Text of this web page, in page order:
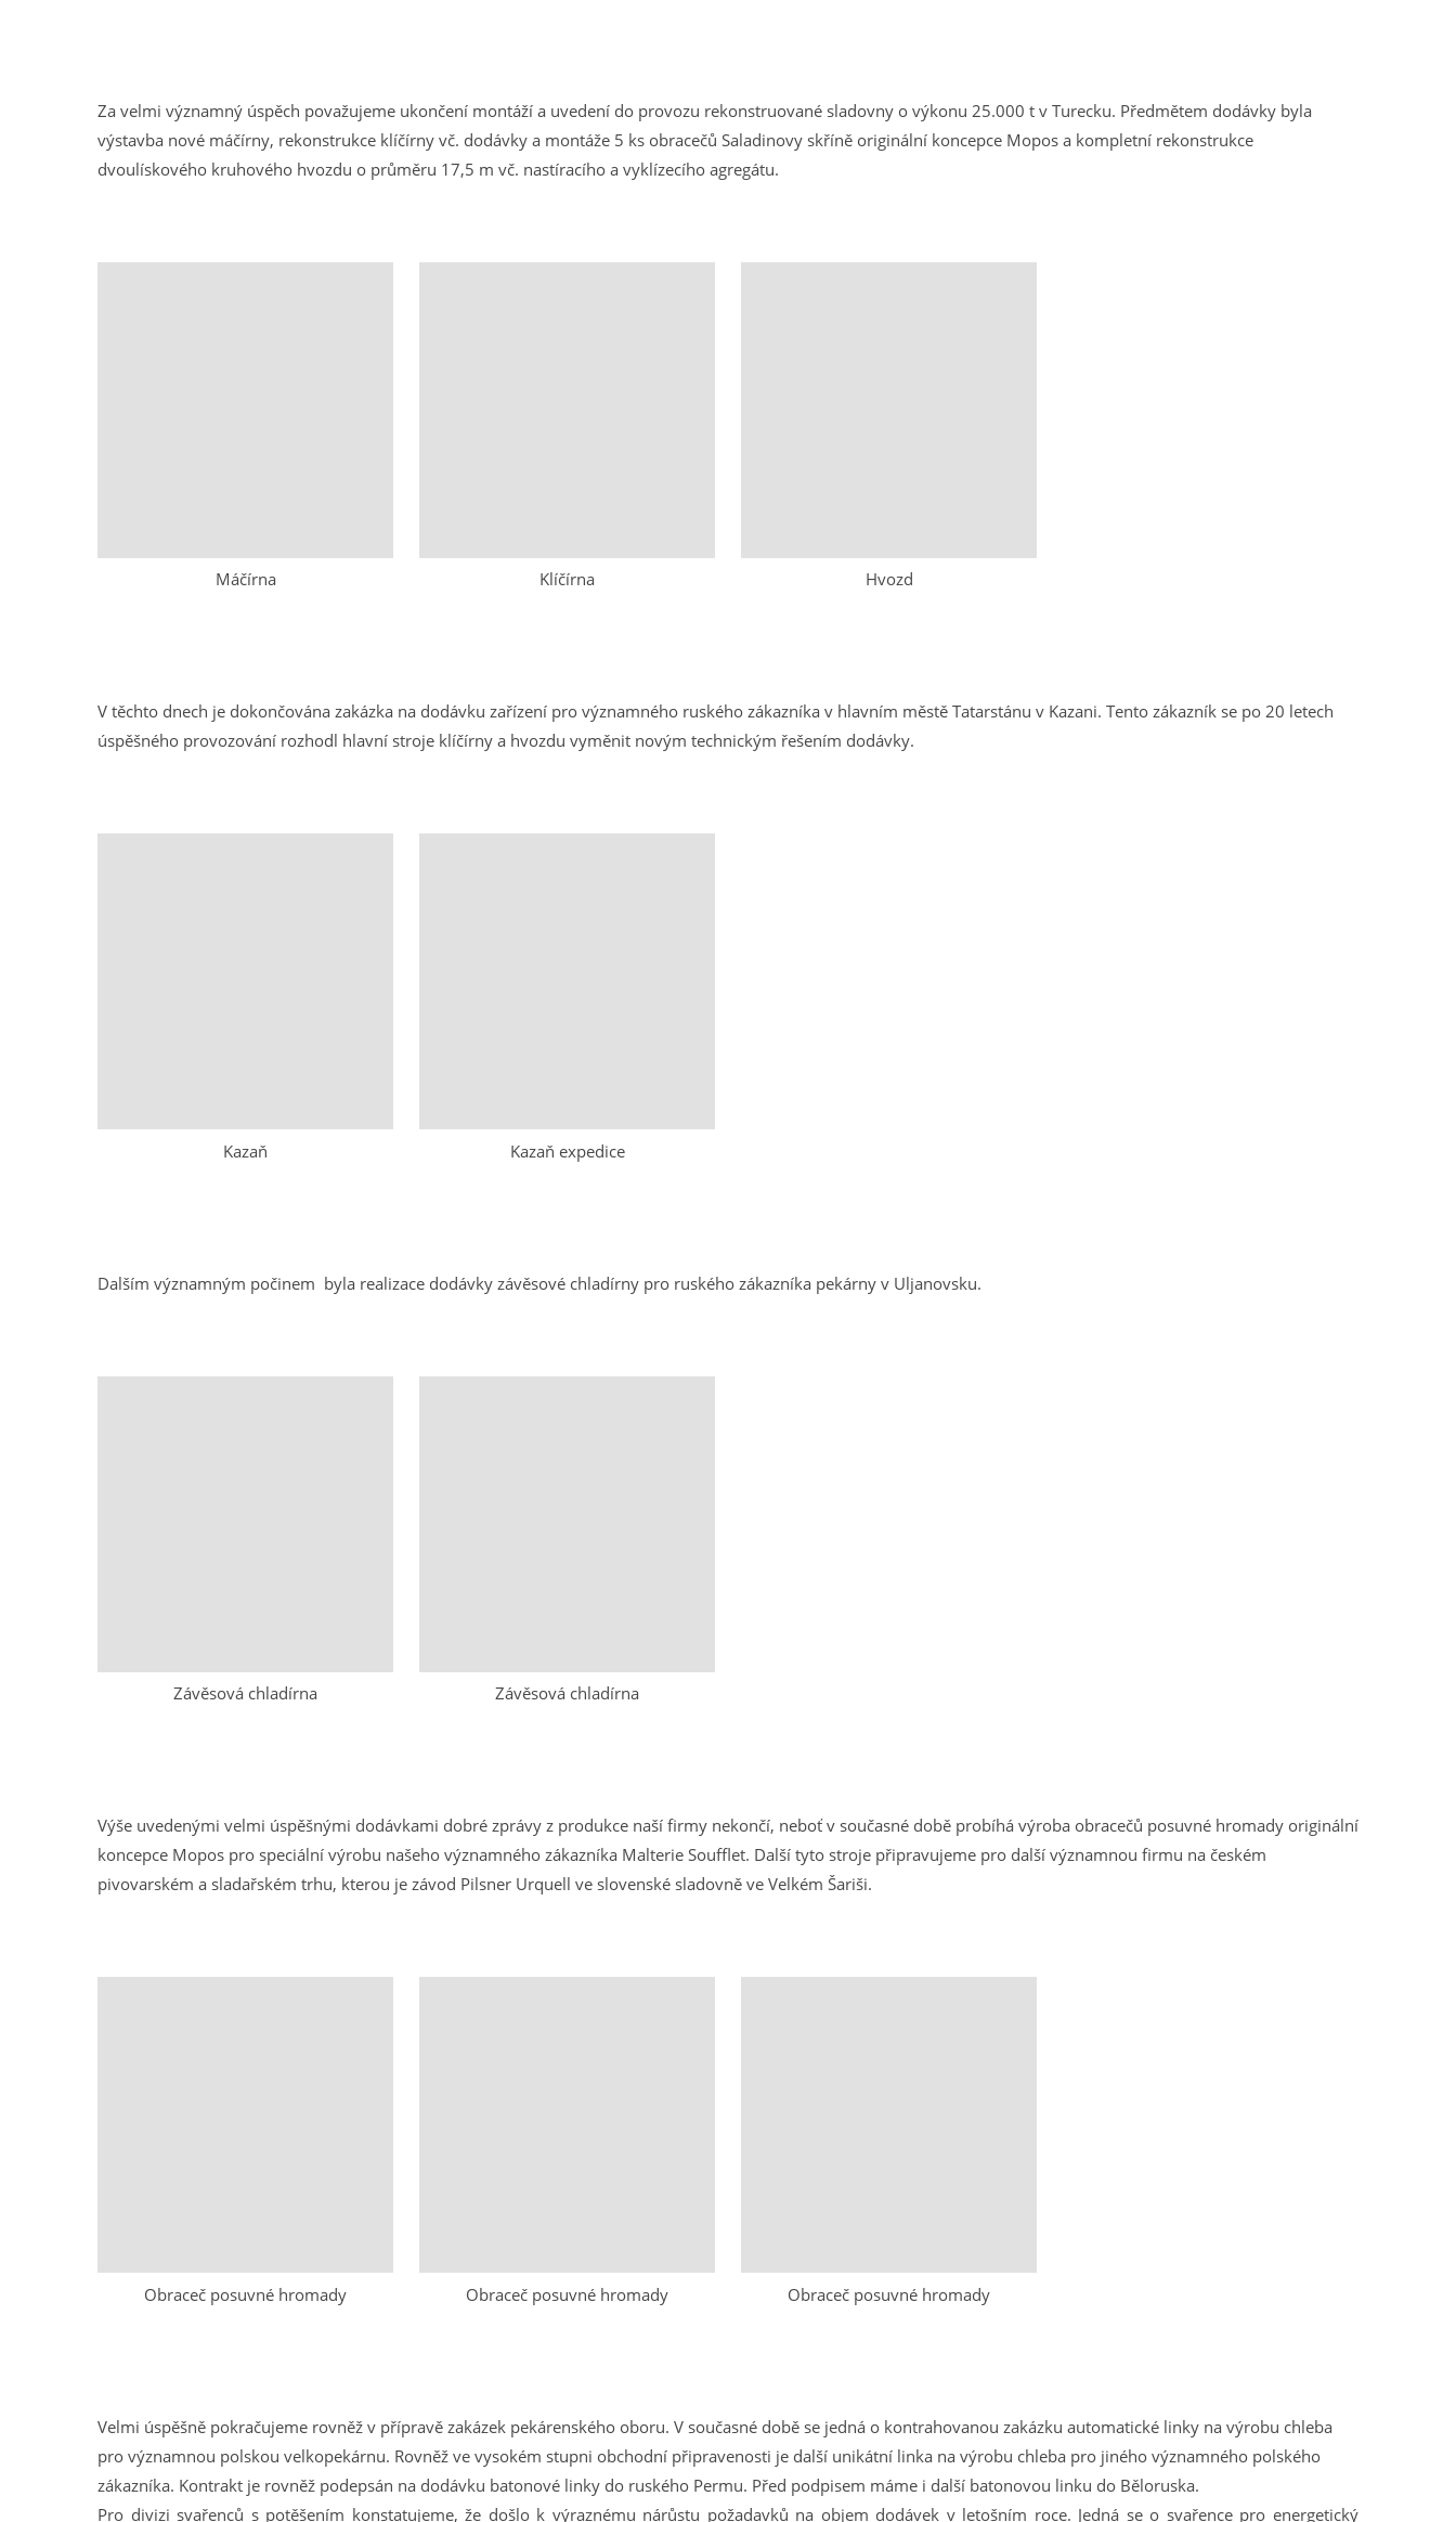
Za velmi významný úspěch považujeme ukončení montáží a uvedení do provozu rekonstruované sladovny o výkonu 25.000 t v Turecku. Předmětem dodávky byla
výstavba nové máčírny, rekonstrukce klíčírny vč. dodávky a montáže 5 ks obracečů Saladinovy skříně originální koncepce Mopos a kompletní rekonstrukce
dvoulískového kruhového hvozdu o průměru 17,5 m vč. nastíracího a vyklízecího agregátu.
Máčírna Klíčírna Hvozd
V těchto dnech je dokončována zakázka na dodávku zařízení pro významného ruského zákazníka v hlavním městě Tatarstánu v Kazani. Tento zákazník se po 20 letech
úspěšného provozování rozhodl hlavní stroje klíčírny a hvozdu vyměnit novým technickým řešením dodávky.
Kazaň Kazaň expedice
Dalším významným počinem byla realizace dodávky závěsové chladírny pro ruského zákazníka pekárny v Uljanovsku.
Závěsová chladírna Závěsová chladírna
Výše uvedenými velmi úspěšnými dodávkami dobré zprávy z produkce naší firmy nekončí, neboť v současné době probíhá výroba obracečů posuvné hromady originální
koncepce Mopos pro speciální výrobu našeho významného zákazníka Malterie Soufflet. Další tyto stroje připravujeme pro další významnou firmu na českém
pivovarském a sladařském trhu, kterou je závod Pilsner Urquell ve slovenské sladovně ve Velkém Šariši.
Obraceč posuvné hromady Obraceč posuvné hromady Obraceč posuvné hromady
Velmi úspěšně pokračujeme rovněž v přípravě zakázek pekárenského oboru. V současné době se jedná o kontrahovanou zakázku automatické linky na výrobu chleba
pro významnou polskou velkopekárnu. Rovněž ve vysokém stupni obchodní připravenosti je další unikátní linka na výrobu chleba pro jiného významného polského
zákazníka. Kontrakt je rovněž podepsán na dodávku batonové linky do ruského Permu. Před podpisem máme i další batonovou linku do Běloruska.
Pro divizi svařenců s potěšením konstatujeme, že došlo k výraznému nárůstu požadavků na objem dodávek v letošním roce. Jedná se o svařence pro energetický